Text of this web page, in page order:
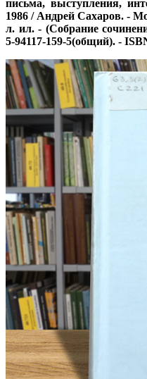
письма, выступления,
1986 / Андрей Сахаров. -
л. ил. - (Собрание
5-94117-159-5(общий). -